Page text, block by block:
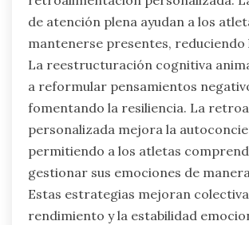
de atención plena ayudan a los
mantenerse presentes, reduciendo
La reestructuración cognitiva
a reformular pensamientos
fomentando la resiliencia. La
personalizada mejora la
permitiendo a los atletas
gestionar sus emociones de
Estas estrategias mejoran
rendimiento y la estabilidad